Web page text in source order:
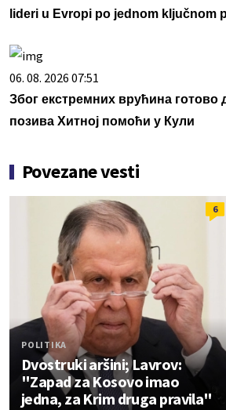
lideri u Evropi po jednom ključnom
06. 08. 2026 07:51
Због екстремних врућина готово
позива Хитној помоћи у Кули
Povezane vesti
6
POLITIKA
Dvostruki aršini; Lavrov:
"Zapad za Kosovo imao
jedna, za Krim druga pravila"